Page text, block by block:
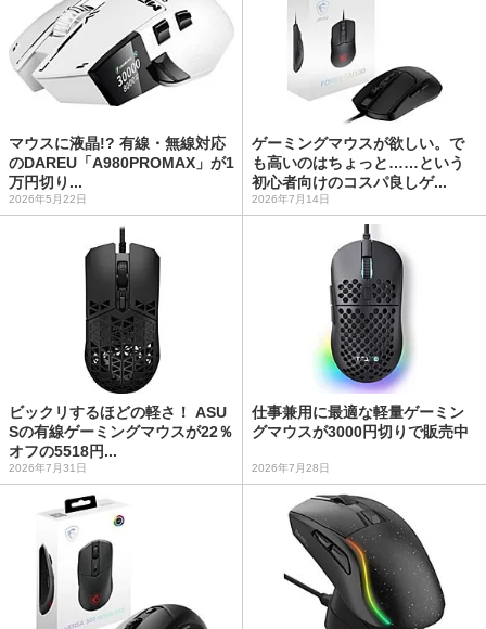
マウスに液晶!? 有線・無線対応
のDAREU「A980PROMAX」が1
万円切り...
2026年5月22日
ゲーミングマウスが欲しい。で
も高いのはちょっと……という
初心者向けのコスパ良しゲ...
2026年7月14日
ビックリするほどの軽さ！ ASU
Sの有線ゲーミングマウスが22％
オフの5518円...
2026年7月31日
仕事兼用に最適な軽量ゲーミン
グマウスが3000円切りで販売中
2026年7月28日